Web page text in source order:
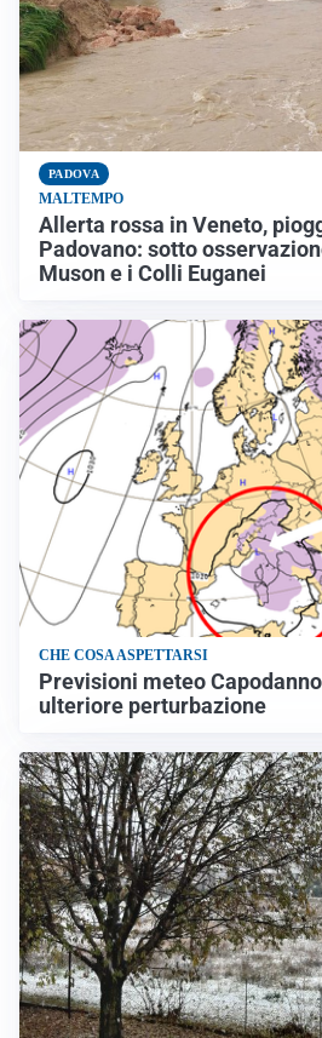
PADOVA
MALTEMPO
Allerta rossa in Veneto,
Padovano: sotto
Muson e i Colli Euganei
CHE COSA ASPETTARSI
Previsioni meteo
ulteriore perturbazione